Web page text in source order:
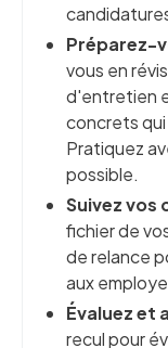
Préparez-
vous en
d'entretien
concrets
Pratiquez
possible.
Suivez vos
fichier de
de relance
aux
Évaluez et
recul pour